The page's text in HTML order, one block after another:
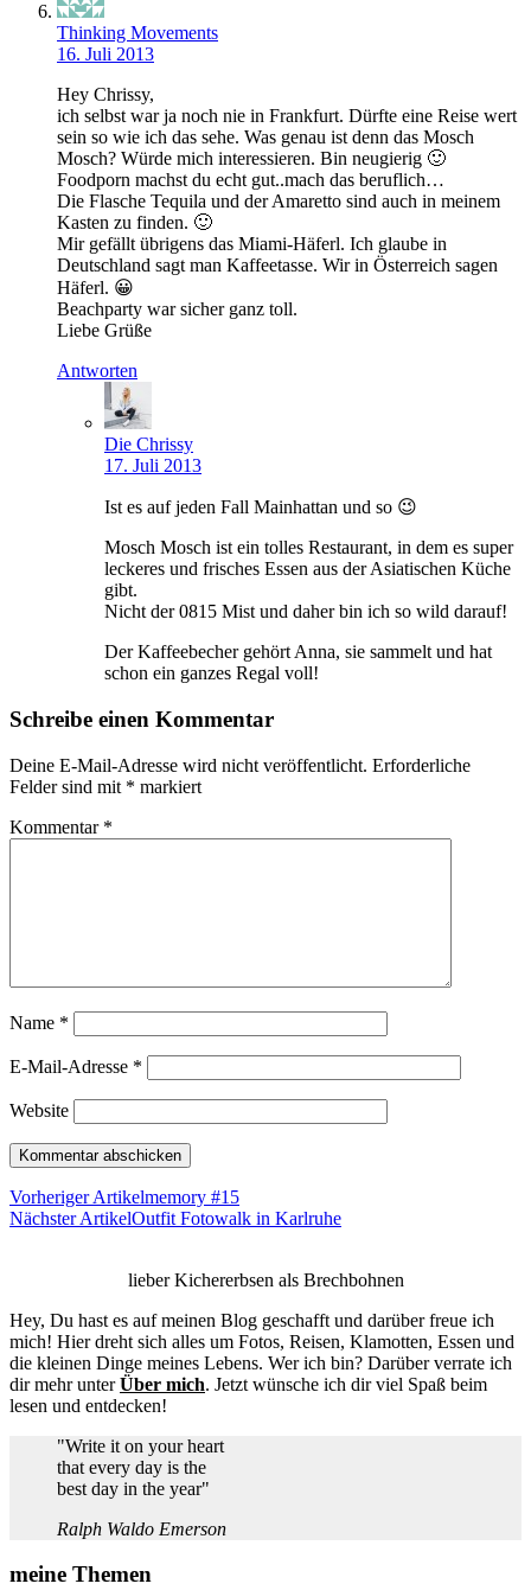
Thinking Movements
16. Juli 2013
Hey Chrissy,
ich selbst war ja noch nie in Frankfurt. Dürfte eine Reise wert
sein so wie ich das sehe. Was genau ist denn das Mosch
Mosch? Würde mich interessieren. Bin neugierig 🙂
Foodporn machst du echt gut..mach das beruflich…
Die Flasche Tequila und der Amaretto sind auch in meinem
Kasten zu finden. 🙂
Mir gefällt übrigens das Miami-Häferl. Ich glaube in
Deutschland sagt man Kaffeetasse. Wir in Österreich sagen
Häferl. 😀
Beachparty war sicher ganz toll.
Liebe Grüße
Antworten
Die Chrissy
17. Juli 2013
Ist es auf jeden Fall Mainhattan und so 😉
Mosch Mosch ist ein tolles Restaurant, in dem es super
leckeres und frisches Essen aus der Asiatischen Küche
gibt.
Nicht der 0815 Mist und daher bin ich so wild darauf!
Der Kaffeebecher gehört Anna, sie sammelt und hat
schon ein ganzes Regal voll!
Schreibe einen Kommentar
Deine E-Mail-Adresse wird nicht veröffentlicht. Erforderliche
Felder sind mit * markiert
Kommentar *
Name *
E-Mail-Adresse *
Website
Vorheriger Artikelmemory #15
Nächster ArtikelOutfit Fotowalk in Karlruhe
lieber Kichererbsen als Brechbohnen
Hey, Du hast es auf meinen Blog geschafft und darüber freue ich
mich! Hier dreht sich alles um Fotos, Reisen, Klamotten, Essen und
die kleinen Dinge meines Lebens. Wer ich bin? Darüber verrate ich
dir mehr unterÜber mich. Jetzt wünsche ich dir viel Spaß beim
lesen und entdecken!
"Write it on your heart
that every day is the
best day in the year"
Ralph Waldo Emerson
meine Themen